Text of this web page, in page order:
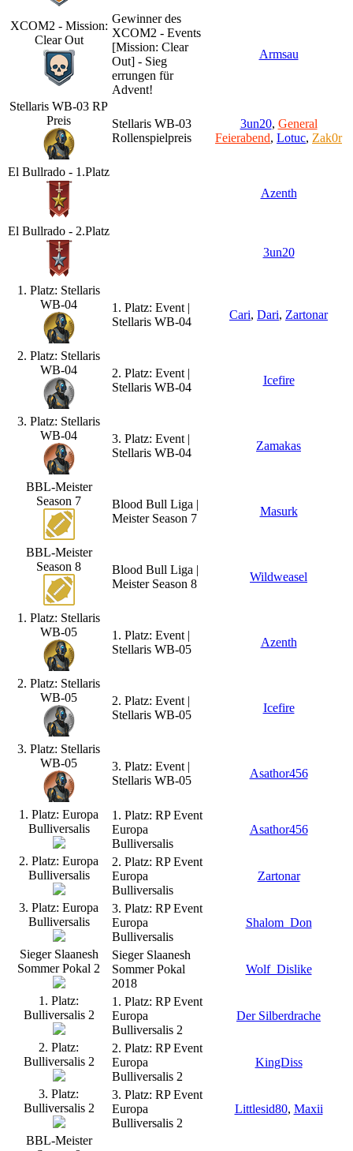
XCOM2 - Mission:
Clear Out
Gewinner des
XCOM2 - Events
[Mission: Clear
Out] - Sieg
errungen für
Advent!
Armsau
Stellaris WB-03 RP
Preis
Stellaris WB-03
Rollenspielpreis
3un20, General
Feierabend, Lotuc, Zak0r
El Bullrado - 1.Platz
Azenth
El Bullrado - 2.Platz
3un20
1. Platz: Stellaris
WB-04
1. Platz: Event |
Stellaris WB-04
Cari, Dari, Zartonar
2. Platz: Stellaris
WB-04
2. Platz: Event |
Stellaris WB-04
Icefire
3. Platz: Stellaris
WB-04
3. Platz: Event |
Stellaris WB-04
Zamakas
BBL-Meister
Season 7
Blood Bull Liga |
Meister Season 7
Masurk
BBL-Meister
Season 8
Blood Bull Liga |
Meister Season 8
Wildweasel
1. Platz: Stellaris
WB-05
1. Platz: Event |
Stellaris WB-05
Azenth
2. Platz: Stellaris
WB-05
2. Platz: Event |
Stellaris WB-05
Icefire
3. Platz: Stellaris
WB-05
3. Platz: Event |
Stellaris WB-05
Asathor456
1. Platz: Europa
Bulliversalis
1. Platz: RP Event
Europa
Bulliversalis
Asathor456
2. Platz: Europa
Bulliversalis
2. Platz: RP Event
Europa
Bulliversalis
Zartonar
3. Platz: Europa
Bulliversalis
3. Platz: RP Event
Europa
Bulliversalis
Shalom_Don
Sieger Slaanesh
Sommer Pokal 2
Sieger Slaanesh
Sommer Pokal
2018
Wolf_Dislike
1. Platz:
Bulliversalis 2
1. Platz: RP Event
Europa
Bulliversalis 2
Der Silberdrache
2. Platz:
Bulliversalis 2
2. Platz: RP Event
Europa
Bulliversalis 2
KingDiss
3. Platz:
Bulliversalis 2
3. Platz: RP Event
Europa
Bulliversalis 2
Littlesid80, Maxii
BBL-Meister